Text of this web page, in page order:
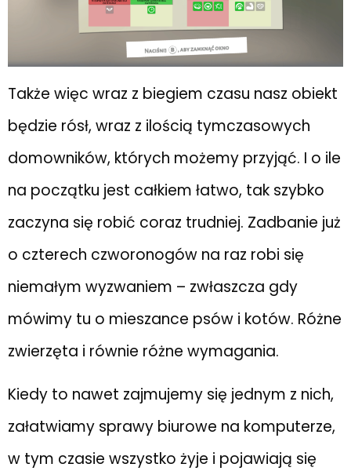
Także więc wraz z biegiem czasu nasz obiekt
będzie rósł, wraz z ilością tymczasowych
domowników, których możemy przyjąć. I o ile
na początku jest całkiem łatwo, tak szybko
zaczyna się robić coraz trudniej. Zadbanie już
o czterech czworonogów na raz robi się
niemałym wyzwaniem – zwłaszcza gdy
mówimy tu o mieszance psów i kotów. Różne
zwierzęta i równie różne wymagania.
Kiedy to nawet zajmujemy się jednym z nich,
załatwiamy sprawy biurowe na komputerze,
w tym czasie wszystko żyje i pojawiają się